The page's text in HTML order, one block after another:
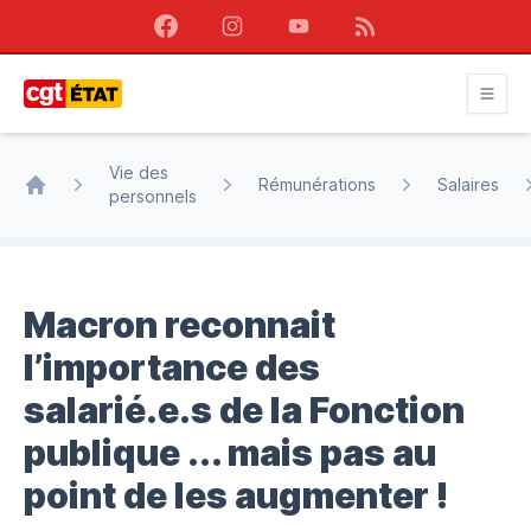
FacebookInstagramYoutubeRSS
Vie des
personnels
Rémunérations Salaires
Macron reconnait
l’importance des
salarié.e.s de la Fonction
publique ... mais pas au
point de les augmenter !